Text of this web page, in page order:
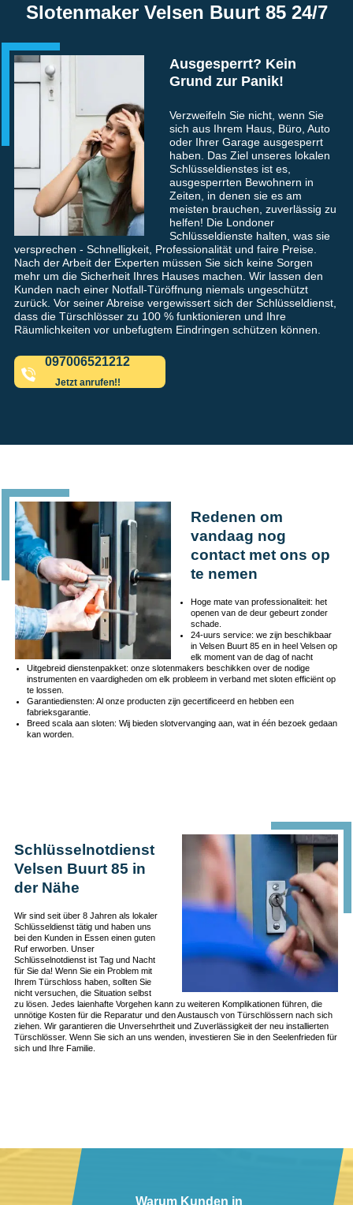
Slotenmaker Velsen Buurt 85 24/7
Ausgesperrt? Kein
Grund zur Panik!
Verzweifeln Sie nicht, wenn Sie
sich aus Ihrem Haus, Büro, Auto
oder Ihrer Garage ausgesperrt
haben. Das Ziel unseres lokalen
Schlüsseldienstes ist es,
ausgesperrten Bewohnern in
Zeiten, in denen sie es am
meisten brauchen, zuverlässig zu
helfen! Die Londoner
Schlüsseldienste halten, was sie
versprechen - Schnelligkeit, Professionalität und faire Preise.
Nach der Arbeit der Experten müssen Sie sich keine Sorgen
mehr um die Sicherheit Ihres Hauses machen. Wir lassen den
Kunden nach einer Notfall-Türöffnung niemals ungeschützt
zurück. Vor seiner Abreise vergewissert sich der Schlüsseldienst,
dass die Türschlösser zu 100 % funktionieren und Ihre
Räumlichkeiten vor unbefugtem Eindringen schützen können.
097006521212
Jetzt anrufen!!
Redenen om
vandaag nog
contact met ons op
te nemen
Hoge mate van professionaliteit: het
openen van de deur gebeurt zonder
schade.
24-uurs service: we zijn beschikbaar
in Velsen Buurt 85 en in heel Velsen op
elk moment van de dag of nacht
Uitgebreid dienstenpakket: onze slotenmakers beschikken over de nodige
instrumenten en vaardigheden om elk probleem in verband met sloten efficiënt op
te lossen.
Garantiediensten: Al onze producten zijn gecertificeerd en hebben een
fabrieksgarantie.
Breed scala aan sloten: Wij bieden slotvervanging aan, wat in één bezoek gedaan
kan worden.
Schlüsselnotdienst
Velsen Buurt 85 in
der Nähe
Wir sind seit über 8 Jahren als lokaler
Schlüsseldienst tätig und haben uns
bei den Kunden in Essen einen guten
Ruf erworben. Unser
Schlüsselnotdienst ist Tag und Nacht
für Sie da! Wenn Sie ein Problem mit
Ihrem Türschloss haben, sollten Sie
nicht versuchen, die Situation selbst
zu lösen. Jedes laienhafte Vorgehen kann zu weiteren Komplikationen führen, die
unnötige Kosten für die Reparatur und den Austausch von Türschlössern nach sich
ziehen. Wir garantieren die Unversehrtheit und Zuverlässigkeit der neu installierten
Türschlösser. Wenn Sie sich an uns wenden, investieren Sie in den Seelenfrieden für
sich und Ihre Familie.
Warum Kunden in